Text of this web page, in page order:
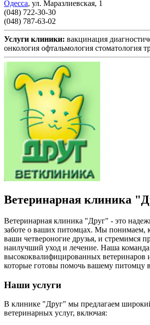
Одесса, ул. Маразлиевская, 1
(048) 722-30-30
(048) 787-63-02
Услуги клиники: вакцинация
онкология офтальмология стоматология
Ветеринарная клиника
Ветеринарная клиника "Друг" - это
заботе о ваших питомцах. Мы понимаем,
ваши четвероногие друзья, и стремимся
наилучший уход и лечение. Наша команда
высококвалифицированных ветеринаров
которые готовы помочь вашему питомцу
Наши услуги
В клинике "Друг" мы предлагаем
ветеринарных услуг, включая: